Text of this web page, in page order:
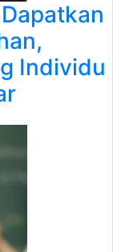
Individu